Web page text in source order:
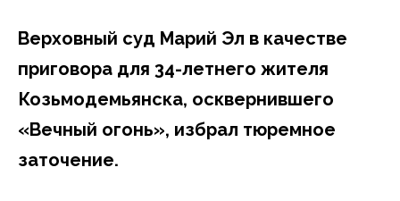
Верховный суд Марий Эл в качестве
приговора для 34-летнего жителя
Козьмодемьянска, осквернившего
«Вечный огонь», избрал тюремное
заточение.